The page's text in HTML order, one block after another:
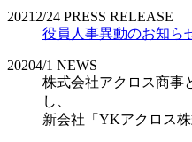
2021 2/24 PRESS RELEASE
役員人事異動のお知ら
20204/1 NEWS
株式会社アクロス商事
し、
新会社「YKアクロス